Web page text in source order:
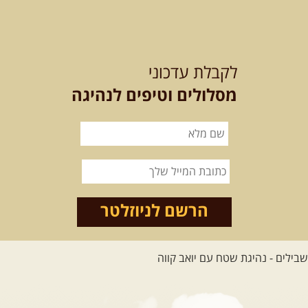
למגוון רכבי שטח
בחרנו לילה מיוחד לטיול מיוחד!
השמיים יהיו נקיים, הכוכבים ...
שישי- מעיינות
ואתגרים בצפון הרמה
מסלול חדש בצפון רמת הגולן בהובלת
מדריך תושב האזור. המסלול ...
לקבלת עדכוני
מסלולים וטיפים לנהיגה
הרשם לניוזלטר